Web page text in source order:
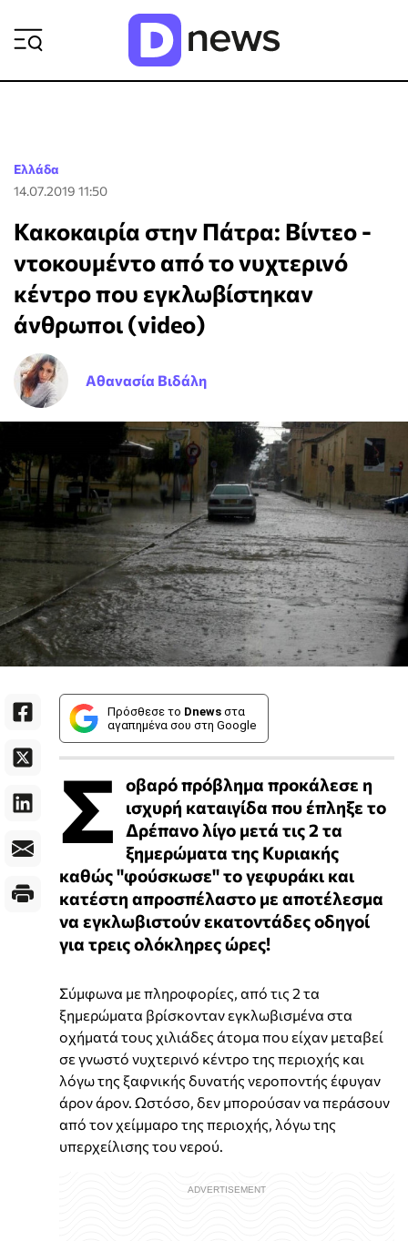
Ελλάδα
14.07.2019 11:50
Κακοκαιρία στην Πάτρα: Βίντεο -
ντοκουμέντο από το νυχτερινό
κέντρο που εγκλωβίστηκαν
άνθρωποι (video)
Αθανασία Βιδάλη
Πρόσθεσε το Dnews στα
αγαπημένα σου στη Google
Σ οβαρό πρόβλημα προκάλεσε η
ισχυρή καταιγίδα που έπληξε το
Δρέπανο λίγο μετά τις 2 τα
ξημερώματα της Κυριακής
καθώς "φούσκωσε" το γεφυράκι και
κατέστη απροσπέλαστο με αποτέλεσμα
να εγκλωβιστούν εκατοντάδες οδηγοί
για τρεις ολόκληρες ώρες!
Σύμφωνα με πληροφορίες, από τις 2 τα
ξημερώματα βρίσκονταν εγκλωβισμένα στα
οχήματά τους χιλιάδες άτομα που είχαν μεταβεί
σε γνωστό νυχτερινό κέντρο της περιοχής και
λόγω της ξαφνικής δυνατής νεροποντής έφυγαν
άρον άρον. Ωστόσο, δεν μπορούσαν να περάσουν
από τον χείμμαρο της περιοχής, λόγω της
υπερχείλισης του νερού.